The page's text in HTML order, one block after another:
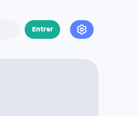
Entrer